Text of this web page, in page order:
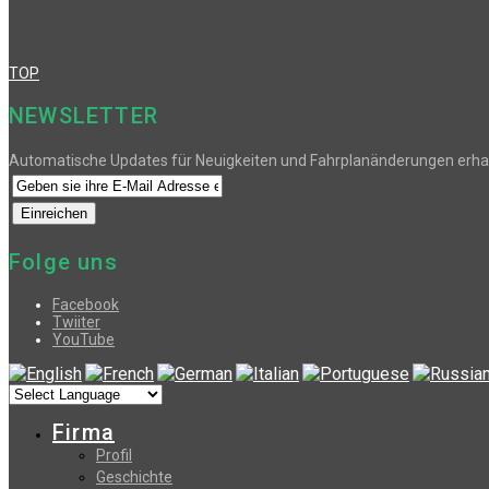
TOP
NEWSLETTER
Automatische Updates für Neuigkeiten und Fahrplanänderungen
Folge uns
Facebook
Twiiter
YouTube
Firma
Profil
Geschichte